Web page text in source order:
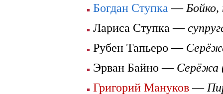
Богдан Ступка — Бойко,
Лариса Ступка —
Рубен Тапьеро —
Эрван Байно — Серёжа
Григорий Мануков—